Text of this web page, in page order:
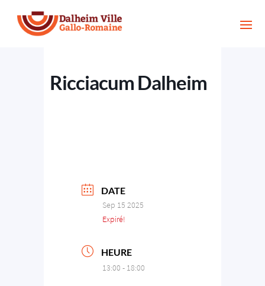
Ricciacum Dalheim
DATE
Sep 15 2025
Expiré!
HEURE
13:00 - 18:00